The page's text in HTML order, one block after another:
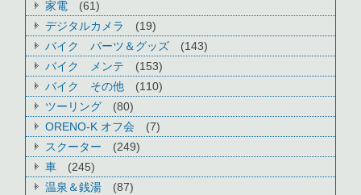
家電
(61)
デジタルカメラ
(19)
バイク パーツ＆グッズ
(143)
バイク メンテ
(153)
バイク その他
(110)
ツーリング
(80)
ORENO-K オフ会
(7)
スクーター
(249)
車
(245)
温泉＆銭湯
(87)